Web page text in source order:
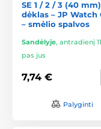
SE 1 / 2 / 3 (40 mm)
dėklas – JP Watch
– smėlio spalvos
Sandėlyje, antradienį
pas jus
7,74 €
Palyginti